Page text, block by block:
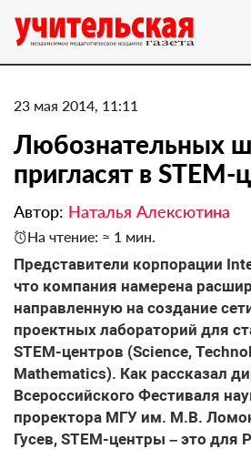
23 мая 2014, 11:11
Любознательных
пригласят в STEM-
Автор: Наталья Алексютина
На чтение: ≈ 1 мин.
Представители корпорации
что компания намерена
направленную на создание
проектных лабораторий для
STEM-центров (Science,
Mathematics). Как рассказал
Всероссийского Фестиваля
проректора МГУ им. М.В.
Гусев, STEM-центры – это для